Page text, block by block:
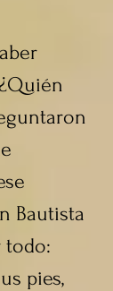
Bautista
todo:
pies,